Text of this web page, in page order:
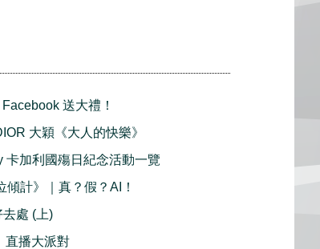
送大禮！
大穎《大人的快樂》
卡加利國殤日紀念活動一覽
傾計》｜真？假？AI！
處 (上)
直播大派對